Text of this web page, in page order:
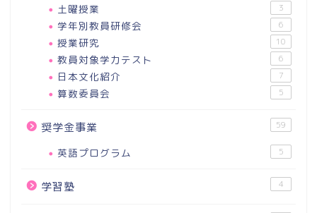
土曜授業 3
学年別教員研修会 6
授業研究 10
教員対象学力テスト 6
日本文化紹介 7
算数委員会 5
奨学金事業 59
英語プログラム 5
学習塾 4